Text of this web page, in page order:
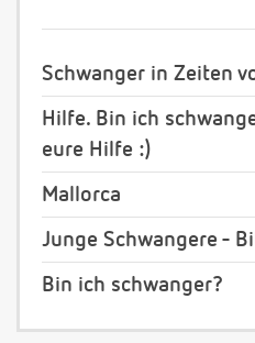
Schwanger in Zeiten
Hilfe. Bin ich
eure Hilfe :)
Mallorca
Junge Schwangere -
Bin ich schwanger?